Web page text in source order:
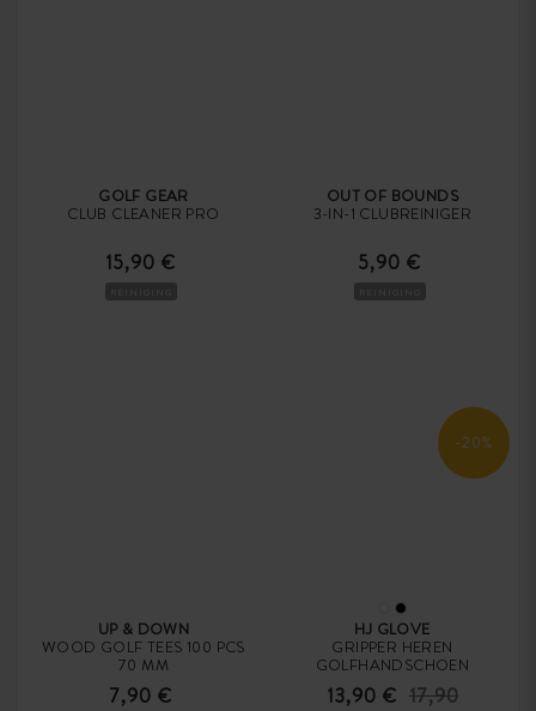
GOLF GEAR
CLUB CLEANER PRO
15,90 €
OUT OF BOUNDS
3-IN-1 CLUBREINIGER
5,90 €
UP & DOWN
WOOD GOLF TEES 100 PCS
70 MM
7,90 €
-20%
HJ GLOVE
GRIPPER HEREN
GOLFHANDSCHOEN
13,90 € 17,90